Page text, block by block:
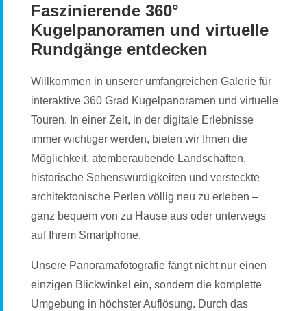
Faszinierende 360°
Kugelpanoramen und virtuelle
Rundgänge entdecken
Willkommen in unserer umfangreichen Galerie für
interaktive 360 Grad Kugelpanoramen und virtuelle
Touren. In einer Zeit, in der digitale Erlebnisse
immer wichtiger werden, bieten wir Ihnen die
Möglichkeit, atemberaubende Landschaften,
historische Sehenswürdigkeiten und versteckte
architektonische Perlen völlig neu zu erleben –
ganz bequem von zu Hause aus oder unterwegs
auf Ihrem Smartphone.
Unsere Panoramafotografie fängt nicht nur einen
einzigen Blickwinkel ein, sondern die komplette
Umgebung in höchster Auflösung. Durch das